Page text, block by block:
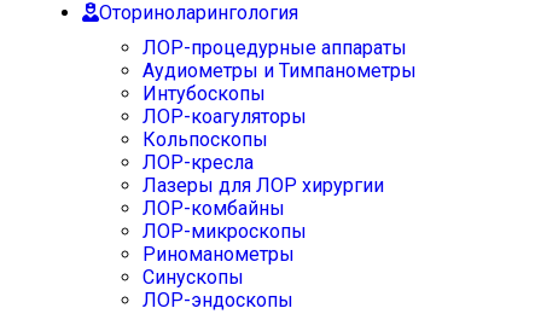
Оториноларингология
ЛОР-процедурные аппараты
Аудиометры и Тимпанометры
Интубоскопы
ЛОР-коагуляторы
Кольпоскопы
ЛОР-кресла
Лазеры для ЛОР хирургии
ЛОР-комбайны
ЛОР-микроскопы
Риноманометры
Синускопы
ЛОР-эндоскопы